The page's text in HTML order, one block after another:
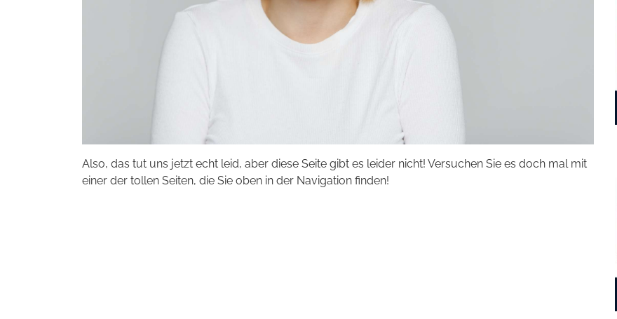
Also, das tut uns jetzt echt leid, aber diese Seite gibt es leider nicht! Versuchen Sie es doch mal mit
einer der tollen Seiten, die Sie oben in der Navigation finden!